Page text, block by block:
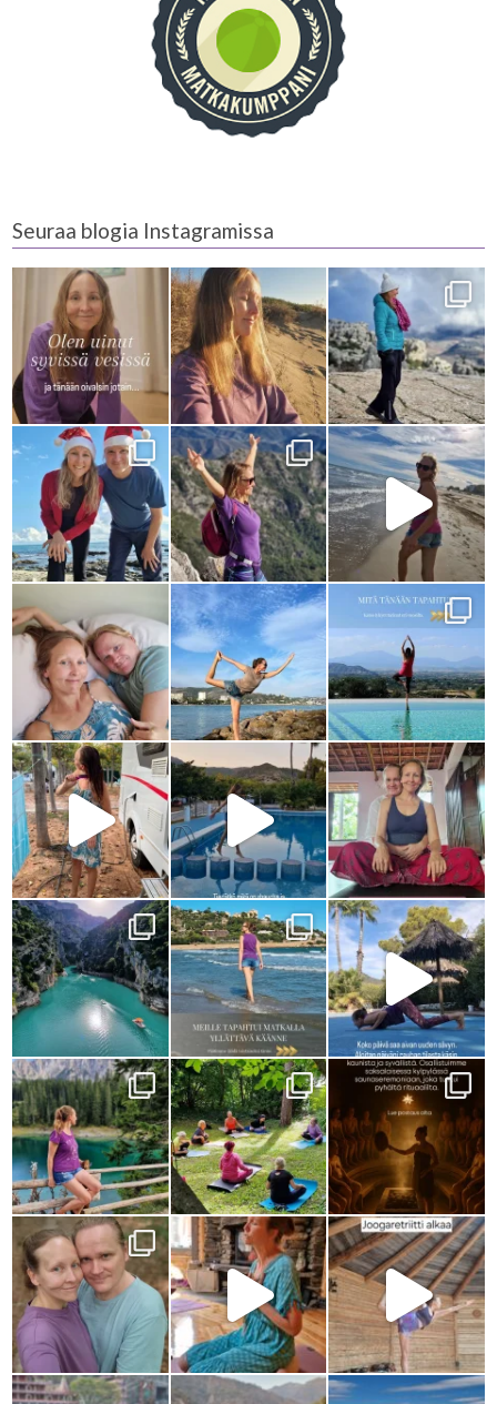
Seuraa blogia Instagramissa